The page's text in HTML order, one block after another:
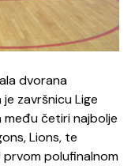
dvorana
završnicu Lige
među četiri najbolje
Lions, te
prvom polufinalnom